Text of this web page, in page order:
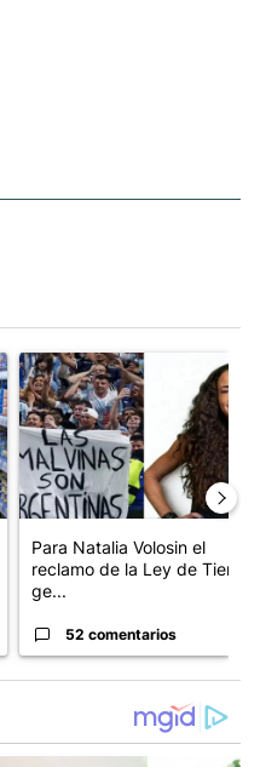
"La inflación en CABA
Un artículo de tendencia con
Para Natalia Volosin el
reclamo de la Ley de Tierras
ge...
52 comentarios